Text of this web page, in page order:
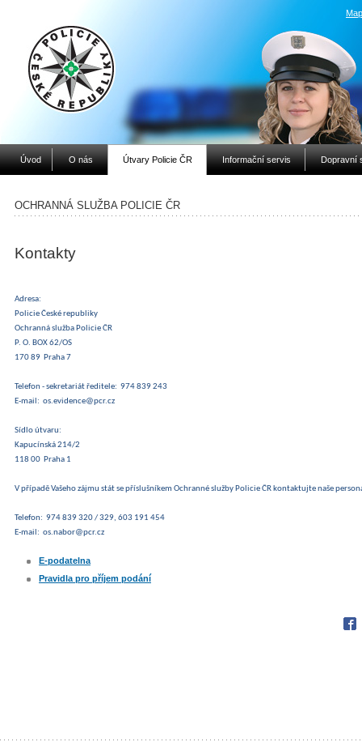
Úvod O nás Útvary Policie ČR Informační servis Dopravní
OCHRANNÁ SLUŽBA POLICIE ČR
Kontakty
Adresa:
Policie České republiky
Ochranná služba Policie ČR
P. O. BOX 62/OS
170 89 Praha 7
Telefon - sekretariát ředitele: 974 839 243
E-mail: os.evidence@pcr.cz
Sídlo útvaru:
Kapucínská 214/2
118 00 Praha 1
V případě Vašeho zájmu stát se příslušníkem Ochranné služby Policie ČR kontaktujte naše
Telefon: 974 839 320 / 329, 603 191 454
E-mail: os.nabor@pcr.cz
E-podatelna
Pravidla pro příjem podání